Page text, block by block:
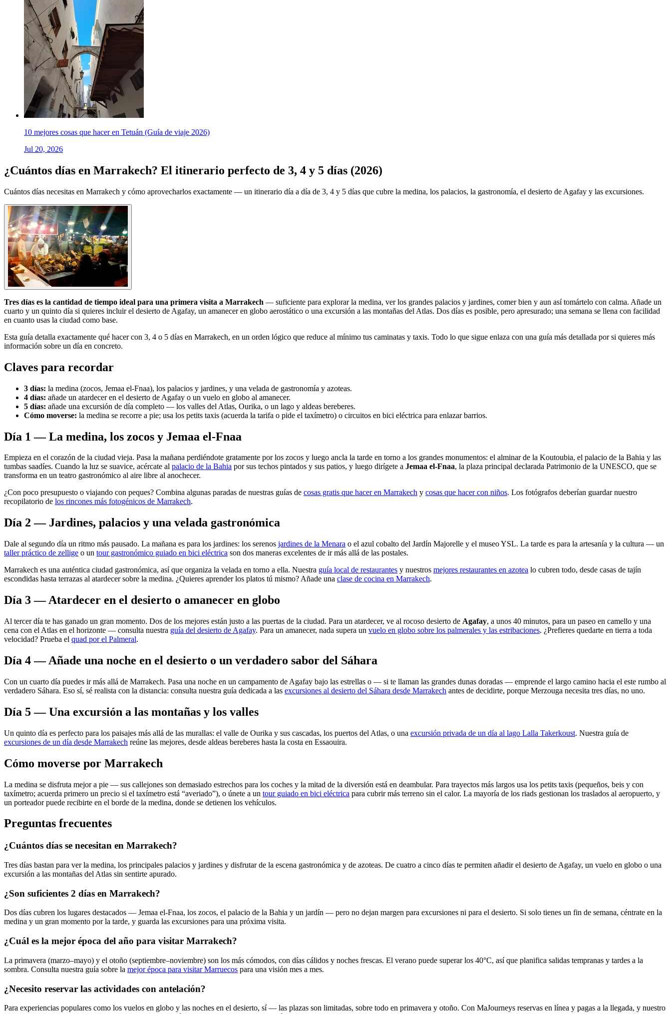
10 mejores cosas que hacer en Tetuán (Guía de viaje 2026)
Jul 20, 2026
¿Cuántos días en Marrakech? El itinerario perfecto de 3, 4 y 5 días (2026)
Cuántos días necesitas en Marrakech y cómo aprovecharlos exactamente — un itinerario día a día de 3, 4 y 5 días que cubre la medina, los palacios, la gastronomía, el desierto de Agafay y las excursiones.
Tres días es la cantidad de tiempo ideal para una primera visita a Marrakech — suficiente para explorar la medina, ver los grandes palacios y jardines, comer bien y aun así tomártelo con calma. Añade un
cuarto y un quinto día si quieres incluir el desierto de Agafay, un amanecer en globo aerostático o una excursión a las montañas del Atlas. Dos días es posible, pero apresurado; una semana se llena con facilidad
en cuanto usas la ciudad como base.
Esta guía detalla exactamente qué hacer con 3, 4 o 5 días en Marrakech, en un orden lógico que reduce al mínimo tus caminatas y taxis. Todo lo que sigue enlaza con una guía más detallada por si quieres más
información sobre un día en concreto.
Claves para recordar
3 días: la medina (zocos, Jemaa el-Fnaa), los palacios y jardines, y una velada de gastronomía y azoteas.
4 días: añade un atardecer en el desierto de Agafay o un vuelo en globo al amanecer.
5 días: añade una excursión de día completo — los valles del Atlas, Ourika, o un lago y aldeas bereberes.
Cómo moverse: la medina se recorre a pie; usa los petits taxis (acuerda la tarifa o pide el taxímetro) o circuitos en bici eléctrica para enlazar barrios.
Día 1 — La medina, los zocos y Jemaa el-Fnaa
Empieza en el corazón de la ciudad vieja. Pasa la mañana perdiéndote gratamente por los zocos y luego ancla la tarde en torno a los grandes monumentos: el alminar de la Koutoubia, el palacio de la Bahia y las
tumbas saadíes. Cuando la luz se suavice, acércate al palacio de la Bahia por sus techos pintados y sus patios, y luego dirígete a Jemaa el-Fnaa, la plaza principal declarada Patrimonio de la UNESCO, que se
transforma en un teatro gastronómico al aire libre al anochecer.
¿Con poco presupuesto o viajando con peques? Combina algunas paradas de nuestras guías de cosas gratis que hacer en Marrakech y cosas que hacer con niños. Los fotógrafos deberían guardar nuestro
recopilatorio de los rincones más fotogénicos de Marrakech.
Día 2 — Jardines, palacios y una velada gastronómica
Dale al segundo día un ritmo más pausado. La mañana es para los jardines: los serenos jardines de la Menara o el azul cobalto del Jardín Majorelle y el museo YSL. La tarde es para la artesanía y la cultura — un
taller práctico de zellige o un tour gastronómico guiado en bici eléctrica son dos maneras excelentes de ir más allá de las postales.
Marrakech es una auténtica ciudad gastronómica, así que organiza la velada en torno a ella. Nuestra guía local de restaurantes y nuestros mejores restaurantes en azotea lo cubren todo, desde casas de tajín
escondidas hasta terrazas al atardecer sobre la medina. ¿Quieres aprender los platos tú mismo? Añade una clase de cocina en Marrakech.
Día 3 — Atardecer en el desierto o amanecer en globo
Al tercer día te has ganado un gran momento. Dos de los mejores están justo a las puertas de la ciudad. Para un atardecer, ve al rocoso desierto de Agafay, a unos 40 minutos, para un paseo en camello y una
cena con el Atlas en el horizonte — consulta nuestra guía del desierto de Agafay. Para un amanecer, nada supera un vuelo en globo sobre los palmerales y las estribaciones. ¿Prefieres quedarte en tierra a toda
velocidad? Prueba el quad por el Palmeral.
Día 4 — Añade una noche en el desierto o un verdadero sabor del Sáhara
Con un cuarto día puedes ir más allá de Marrakech. Pasa una noche en un campamento de Agafay bajo las estrellas o — si te llaman las grandes dunas doradas — emprende el largo camino hacia el este rumbo al
verdadero Sáhara. Eso sí, sé realista con la distancia: consulta nuestra guía dedicada a las excursiones al desierto del Sáhara desde Marrakech antes de decidirte, porque Merzouga necesita tres días, no uno.
Día 5 — Una excursión a las montañas y los valles
Un quinto día es perfecto para los paisajes más allá de las murallas: el valle de Ourika y sus cascadas, los puertos del Atlas, o una excursión privada de un día al lago Lalla Takerkoust. Nuestra guía de
excursiones de un día desde Marrakech reúne las mejores, desde aldeas bereberes hasta la costa en Essaouira.
Cómo moverse por Marrakech
La medina se disfruta mejor a pie — sus callejones son demasiado estrechos para los coches y la mitad de la diversión está en deambular. Para trayectos más largos usa los petits taxis (pequeños, beis y con
taxímetro; acuerda primero un precio si el taxímetro está “averiado”), o únete a un tour guiado en bici eléctrica para cubrir más terreno sin el calor. La mayoría de los riads gestionan los traslados al aeropuerto, y
un porteador puede recibirte en el borde de la medina, donde se detienen los vehículos.
Preguntas frecuentes
¿Cuántos días se necesitan en Marrakech?
Tres días bastan para ver la medina, los principales palacios y jardines y disfrutar de la escena gastronómica y de azoteas. De cuatro a cinco días te permiten añadir el desierto de Agafay, un vuelo en globo o una
excursión a las montañas del Atlas sin sentirte apurado.
¿Son suficientes 2 días en Marrakech?
Dos días cubren los lugares destacados — Jemaa el-Fnaa, los zocos, el palacio de la Bahia y un jardín — pero no dejan margen para excursiones ni para el desierto. Si solo tienes un fin de semana, céntrate en la
medina y un gran momento por la tarde, y guarda las excursiones para una próxima visita.
¿Cuál es la mejor época del año para visitar Marrakech?
La primavera (marzo–mayo) y el otoño (septiembre–noviembre) son los más cómodos, con días cálidos y noches frescas. El verano puede superar los 40°C, así que planifica salidas tempranas y tardes a la
sombra. Consulta nuestra guía sobre la mejor época para visitar Marruecos para una visión mes a mes.
¿Necesito reservar las actividades con antelación?
Para experiencias populares como los vuelos en globo y las noches en el desierto, sí — las plazas son limitadas, sobre todo en primavera y otoño. Con MaJourneys reservas en línea y pagas a la llegada, y nuestro